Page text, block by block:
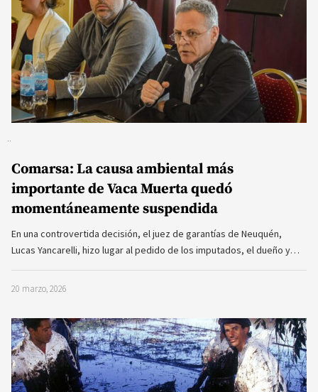
Comarsa: La causa ambiental más
importante de Vaca Muerta quedó
momentáneamente suspendida
En una controvertida decisión, el juez de garantías de Neuquén,
Lucas Yancarelli, hizo lugar al pedido de los imputados, el dueño y…
20 marzo, 2026